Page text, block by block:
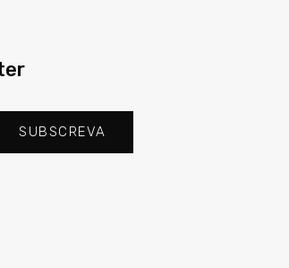
SUBSCREVA